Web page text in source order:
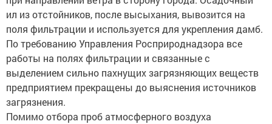
ил из отстойников, после высыхания, вывозится на
поля фильтрации и используется для укрепления дамб.
По требованию Управления Росприроднадзора все
работы на полях фильтрации и связанные с
выделением сильно пахнущих загрязняющих веществ
предприятием прекращены до выяснения источников
загрязнения.
Помимо отбора проб атмосферного воздуха